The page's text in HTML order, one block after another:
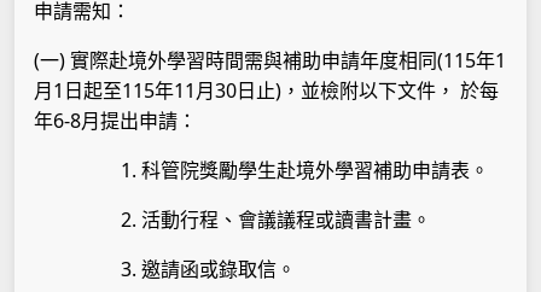
申請需知：
(一) 實際赴境外學習時間需與補助申請年度相同(115年1
月 1 日起至115年11 月 30 日止) ，並檢附以下文件， 於每
年6-8月提出申請：
1. 科管院獎勵學生赴境外學習補助申請表。
2. 活動行程、會議議程或讀書計畫。
3. 邀請函或錄取信。